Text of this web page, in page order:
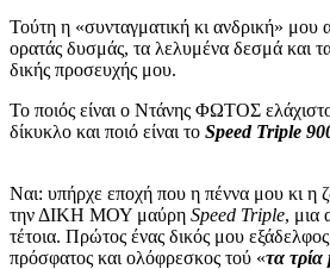
Τούτη η «συνταγματική κι ανδρική» μου
ορατάς δυσμάς, τα λελυμένα δεσμά και
δικής προσευχής μου.
Το ποιός είναι ο Ντάνης ΦΩΤΟΣ
δίκυκλο και ποιό είναι το Speed Triple
Ναι: υπήρχε εποχή που η πέννα μου κι η
την ΔΙΚΗ ΜΟΥ μαύρη Speed Triple, μια
τέτοια. Πρώτος ένας δικός μου
πρόσφατος και ολόφρεσκος τού «τα τρία